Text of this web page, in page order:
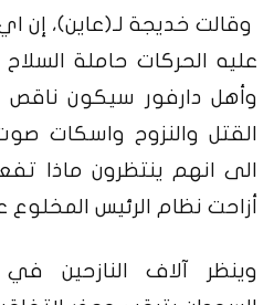
وقالت خديجة لـ(عاين)، إن
عليه الحركات حاملة السلاح
وأهل دارفور سيكون
القتل والنزوح واسكات
الى انهم ينتظرون ماذا
أزاحت نظام الرئيس المخلوع
وينظر آلاف النازحين